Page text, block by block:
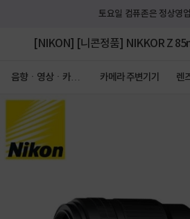
토요일 컴퓨존은 정상영
[NIKON] [니콘정품] NIKKOR Z
음향ㆍ영상ㆍ카메
카메라 주변기기 렌